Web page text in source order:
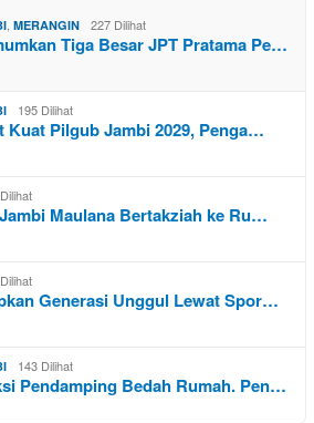
, MERANGIN 227 Dilihat
Tiga Besar JPT Pratama Pe…
195 Dilihat
Kuat Pilgub Jambi 2029, Penga…
Maulana Bertakziah ke Ru…
Generasi Unggul Lewat Spor…
143 Dilihat
Pendamping Bedah Rumah. Pen…